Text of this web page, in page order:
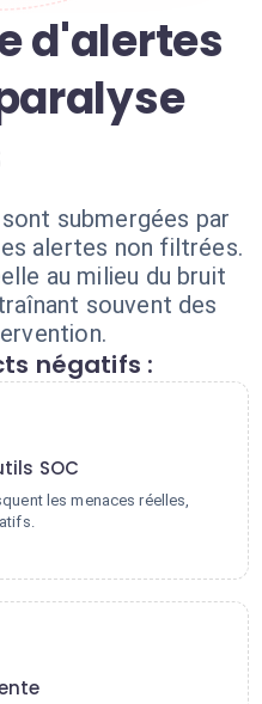
d'alertes
submergées par
alertes non filtrées.
au milieu du bruit
souvent des
négatifs :
SOC
les menaces réelles,